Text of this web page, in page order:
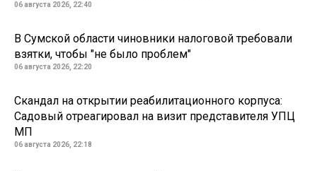
06 августа 2026, 22:40
В Сумской области чиновники налоговой требовали
взятки, чтобы "не было проблем"
06 августа 2026, 22:20
Скандал на открытии реабилитационного корпуса:
Садовый отреагировал на визит представителя УПЦ
МП
06 августа 2026, 22:18